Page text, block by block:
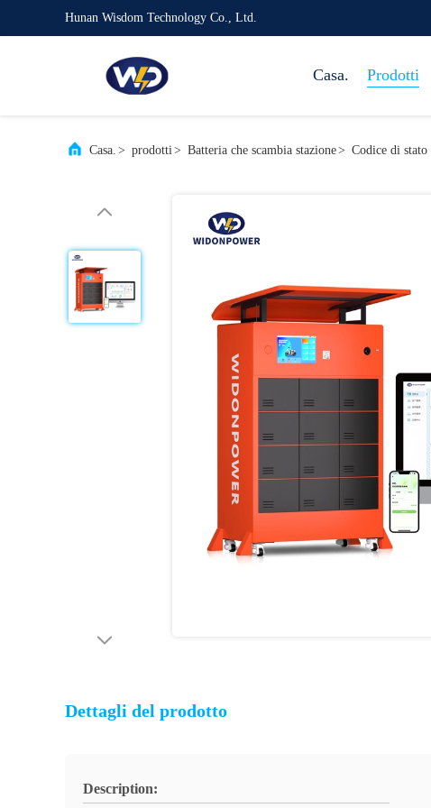
Hunan Wisdom Technology Co., Ltd.
Casa. Prodotti
Casa. > prodotti> Batteria che scambia stazione> Codice di
Dettagli del prodotto
Description: